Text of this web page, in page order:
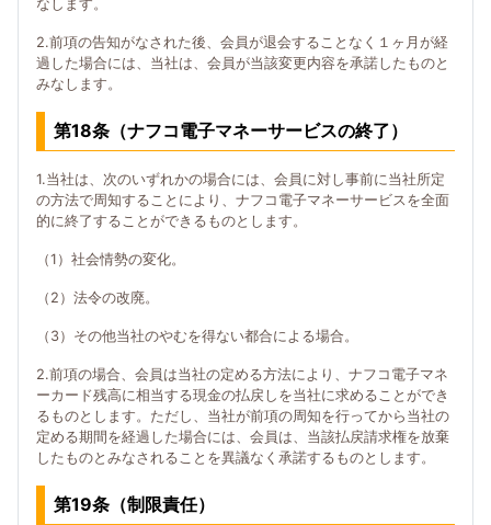
なします。
2.前項の告知がなされた後、会員が退会することなく１ヶ月が経
過した場合には、当社は、会員が当該変更内容を承諾したものと
みなします。
第18条（ナフコ電子マネーサービスの終了）
1.当社は、次のいずれかの場合には、会員に対し事前に当社所定
の方法で周知することにより、ナフコ電子マネーサービスを全面
的に終了することができるものとします。
（1）社会情勢の変化。
（2）法令の改廃。
（3）その他当社のやむを得ない都合による場合。
2.前項の場合、会員は当社の定める方法により、ナフコ電子マネ
ーカード残高に相当する現金の払戻しを当社に求めることができ
るものとします。ただし、当社が前項の周知を行ってから当社の
定める期間を経過した場合には、会員は、当該払戻請求権を放棄
したものとみなされることを異議なく承諾するものとします。
第19条（制限責任）